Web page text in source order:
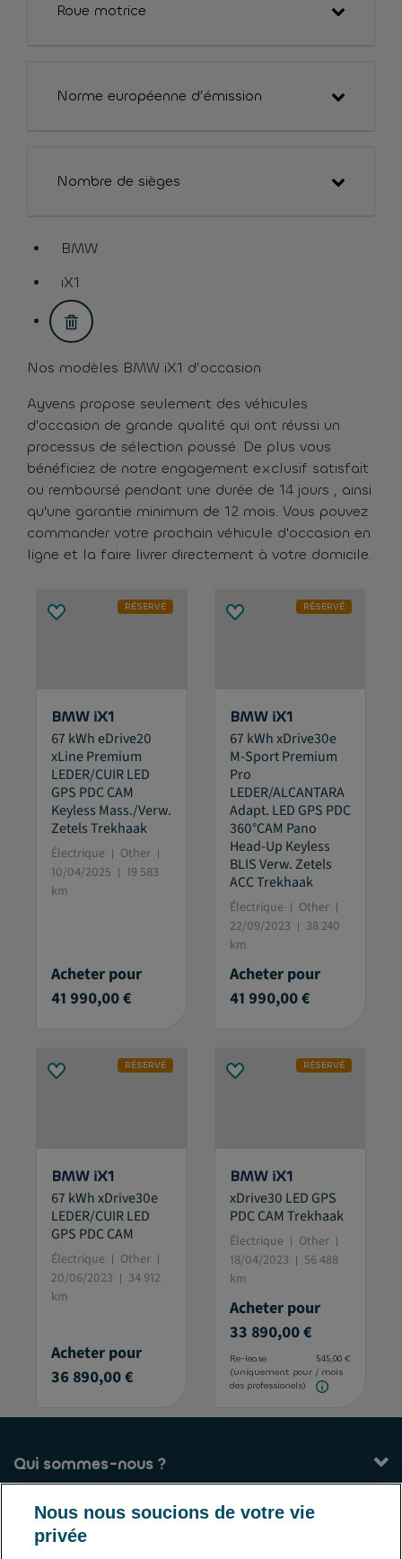
Roue motrice
Norme européenne d’émission
Nombre de sièges
BMW
iX1
assistive.text.remove.filter.button
Nos modèles BMW iX1 d’occasion
Ayvens propose seulement des véhicules
d'occasion de grande qualité qui ont réussi un
processus de sélection poussé. De plus vous
bénéficiez de notre engagement exclusif satisfait
ou remboursé pendant une durée de 14 jours , ainsi
qu'une garantie minimum de 12 mois. Vous pouvez
commander votre prochain véhicule d'occasion en
ligne et la faire livrer directement à votre domicile.
RÉSERVÉ
BMW iX1
67 kWh eDrive20
xLine Premium
LEDER/CUIR LED
GPS PDC CAM
Keyless Mass./Verw.
Zetels Trekhaak
Électrique
Other
10/04/2025
19 583
km
Acheter pour
41 990,00 €
RÉSERVÉ
BMW iX1
67 kWh xDrive30e
M-Sport Premium
Pro
LEDER/ALCANTARA
Adapt. LED GPS PDC
360°CAM Pano
Head-Up Keyless
BLIS Verw. Zetels
ACC Trekhaak
Électrique
Other
22/09/2023
38 240
km
Acheter pour
41 990,00 €
RÉSERVÉ
BMW iX1
67 kWh xDrive30e
LEDER/CUIR LED
GPS PDC CAM
Électrique
Other
20/06/2023
34 912
km
Acheter pour
36 890,00 €
RÉSERVÉ
BMW iX1
xDrive30 LED GPS
PDC CAM Trekhaak
Électrique
Other
18/04/2023
56 488
km
Acheter pour
33 890,00 €
Re-lease
(uniquement pour
des professionels)
545,00 €
/ mois
Qui sommes-nous ?
Nos services
Nous nous soucions de votre vie
privée